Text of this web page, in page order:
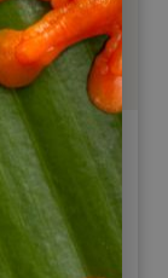
darf
und die
für